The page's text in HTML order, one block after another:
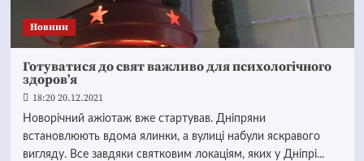
Новини
Готуватися до свят важливо для психологічного
здоров’я
18:20 20.12.2021
Новорічний ажіотаж вже стартував. Дніпряни
встановлюють вдома ялинки, а вулиці набули яскравого
вигляду. Все завдяки святковим локаціям, яких у Дніпрі...